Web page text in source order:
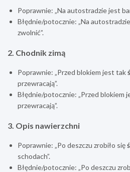
Poprawnie: „Na autostradzie jest
Błędnie/potocznie: „Na
zwolnić”.
2. Chodnik zimą
Poprawnie: „Przed blokiem jest tak
przewracają”.
Błędnie/potocznie: „Przed blokiem
przewracają”.
3. Opis nawierzchni
Poprawnie: „Po deszczu zrobiło się
schodach”.
Błędnie/potocznie: „Po deszczu